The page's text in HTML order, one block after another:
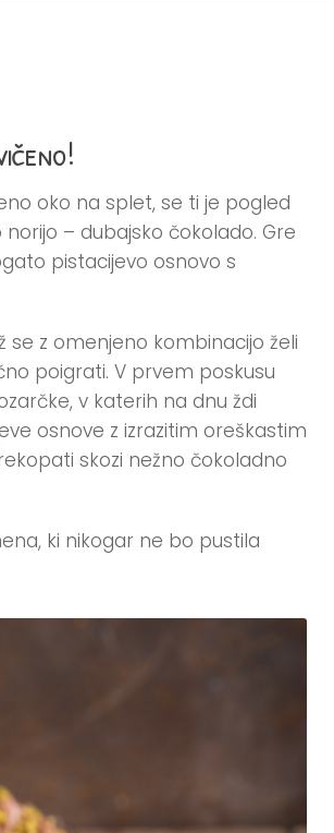
oko na splet, se ti je pogled
– dubajsko čokolado. Gre
pistacijevo osnovo s
se z omenjeno kombinacijo želi
poigrati. V prvem poskusu
v katerih na dnu ždi
osnove z izrazitim oreškastim
skozi nežno čokoladno
ki nikogar ne bo pustila